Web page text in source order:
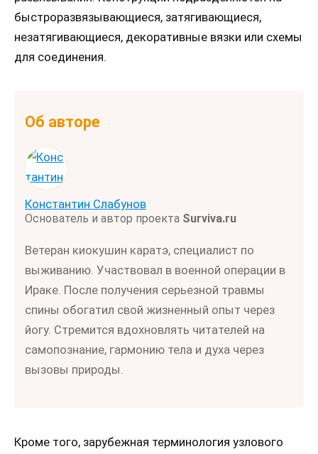
быстроразвязывающиеся, затягивающиеся,
незатягивающиеся, декоративные вязки или схемы
для соединения.
Об авторе
Константин Слабунов
Основатель и автор проекта Surviva.ru
Ветеран киокушин каратэ, специалист по
выживанию. Участвовал в военной операции в
Ираке. После получения серьезной травмы
спины обогатил свой жизненный опыт через
йогу. Стремится вдохновлять читателей на
самопознание, гармонию тела и духа через
вызовы природы.
Кроме того, зарубежная терминология узлового